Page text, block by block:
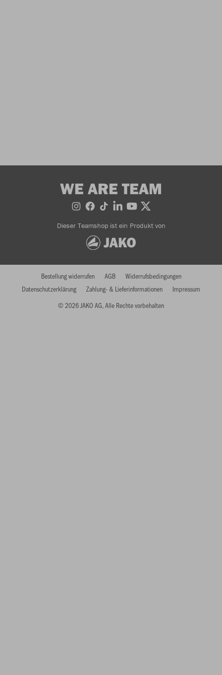
WE ARE TEAM
Dieser Teamshop ist ein Produkt von
© 2026 JAKO AG, Alle Rechte vorbehalten
Bestellung widerrufen AGB
Widerrufsbedingungen
Datenschutzerklärung
Zahlung- & Lieferinformationen Impressum